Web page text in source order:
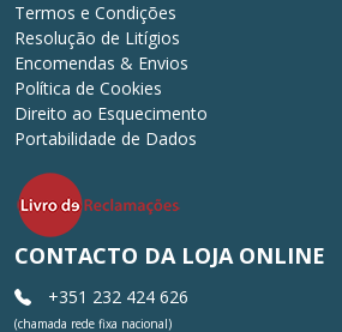
Termos e Condições
Resolução de Litígios
Encomendas & Envios
Política de Cookies
Direito ao Esquecimento
Portabilidade de Dados
CONTACTO DA LOJA ONLINE
+351 232 424 626
(chamada rede fixa nacional)